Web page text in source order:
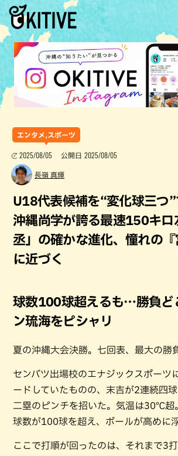
エンタメ,スポーツ
2025/08/05 公開日 2025/08/05
長嶺 真輝
U18代表候補を“変化球三つ
沖縄尚学が誇る最速150キロ
丞」の確かな進化、憧れの『
に近づく
球数100球超えるも…勝負ど
ン琉海をピシャリ
夏の沖縄大会決勝。七回表、最大の勝
センバツ出場校のエナジックスポーツ
ードしていたものの、末吉が2連続四球
二塁のピンチを招いた。気温は30℃超
球数が100球を超え、ボールが高めに
ここで打順が回ったのは、それまで3